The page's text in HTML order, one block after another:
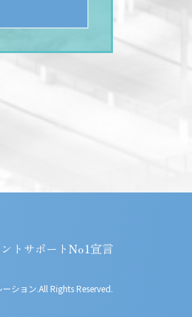
ト サポートNo1宣言
ション.All Rights Reserved.